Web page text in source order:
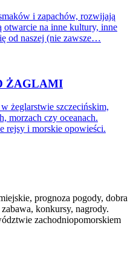
i zapachów, rozwijają
na inne kultury, inne
od naszej (nie zawsze…
ŻAGLAMI
żeglarstwie szczecińskim,
morzach czy oceanach.
rejsy i morskie opowieści.
prognoza pogody, dobra
konkursy, nagrody.
zachodniopomorskiem